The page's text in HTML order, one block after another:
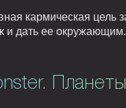
кармическая цель
и дать ее окружающим.